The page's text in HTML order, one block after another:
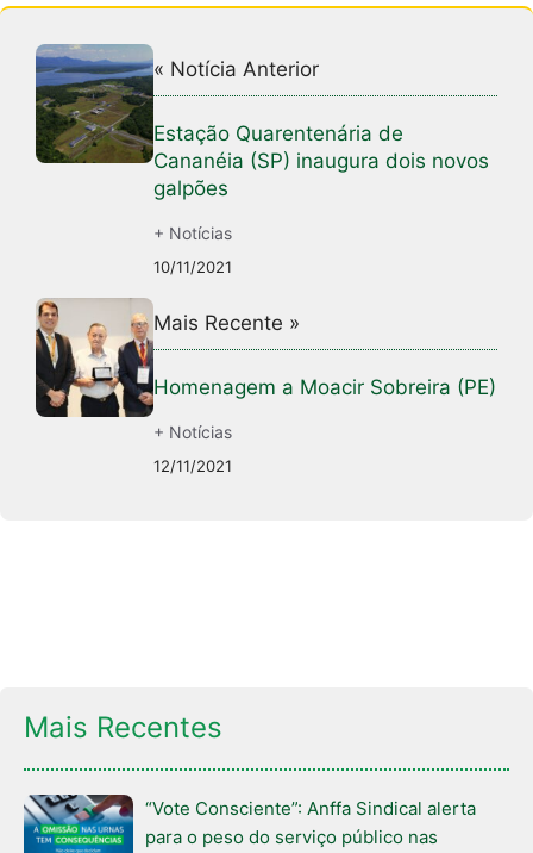
« Notícia Anterior
Estação Quarentenária de
Cananéia (SP) inaugura dois novos
galpões
+ Notícias
10/11/2021
Mais Recente »
Homenagem a Moacir Sobreira (PE)
+ Notícias
12/11/2021
Mais Recentes
“Vote Consciente”: Anffa Sindical alerta
para o peso do serviço público nas